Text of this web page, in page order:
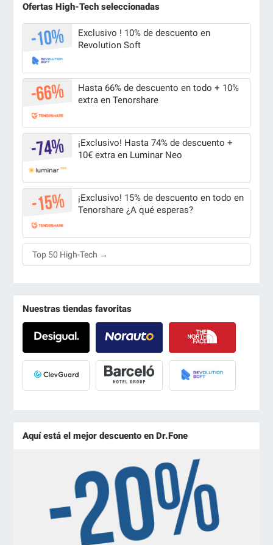
Ofertas High-Tech seleccionadas
Exclusivo ! 10% de descuento en
Revolution Soft
Hasta 66% de descuento en todo + 10%
extra en Tenorshare
¡Exclusivo! Hasta 74% de descuento +
10€ extra en Luminar Neo
¡Exclusivo! 15% de descuento en todo en
Tenorshare ¿A qué esperas?
Top 50 High-Tech →
Nuestras tiendas favoritas
Aquí está el mejor descuento en Dr.Fone